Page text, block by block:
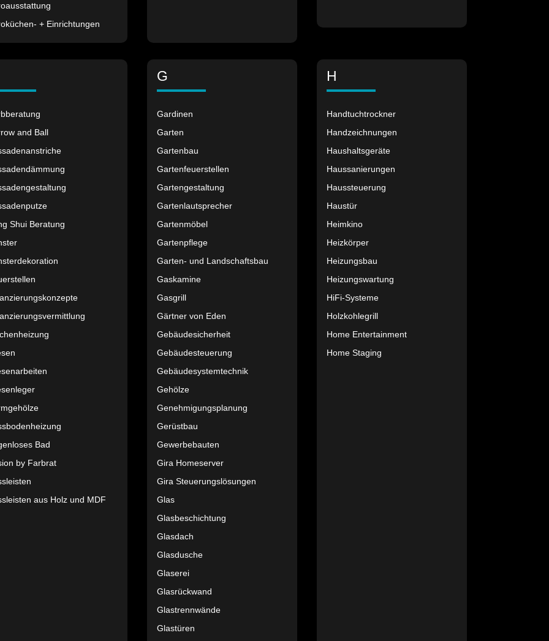
+ Einrichtungen
and Ball
Shui Beratung
Bad
by Farbrat
aus Holz und MDF
G
Gardinen
Garten
Gartenbau
Gartenfeuerstellen
Gartengestaltung
Gartenlautsprecher
Gartenmöbel
Gartenpflege
Garten- und Landschaftsbau
Gaskamine
Gasgrill
Gärtner von Eden
Gebäudesicherheit
Gebäudesteuerung
Gebäudesystemtechnik
Gehölze
Genehmigungsplanung
Gerüstbau
Gewerbebauten
Gira Homeserver
Gira Steuerungslösungen
Glas
Glasbeschichtung
Glasdach
Glasdusche
Glaserei
Glasrückwand
Glastrennwände
Glastüren
H
Handtuchtrockner
Handzeichnungen
Haushaltsgeräte
Haussanierungen
Haussteuerung
Haustür
Heimkino
Heizkörper
Heizungsbau
Heizungswartung
HiFi-Systeme
Holzkohlegrill
Home Entertainment
Home Staging